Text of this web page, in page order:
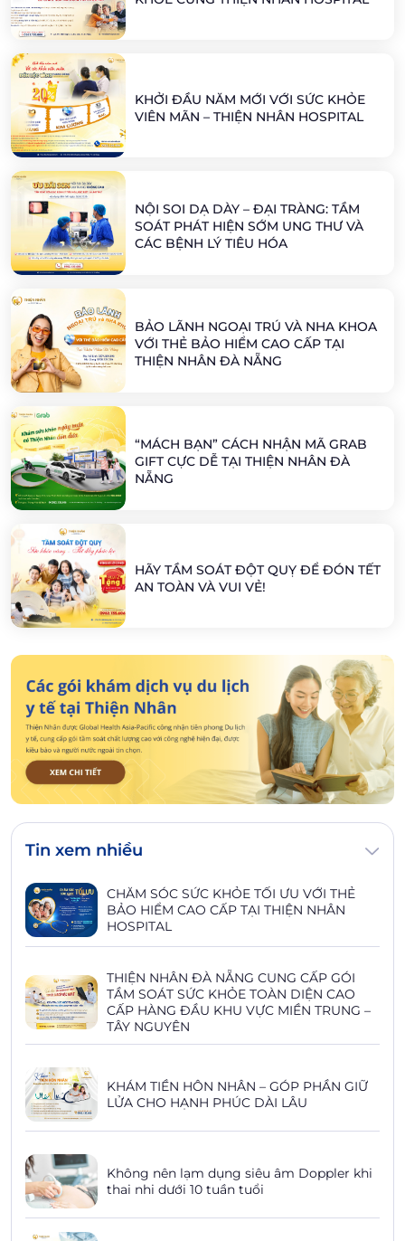
KHỞI ĐẦU NĂM MỚI VỚI SỨC KHỎE
VIÊN MÃN – THIỆN NHÂN HOSPITAL
NỘI SOI DẠ DÀY – ĐẠI TRÀNG: TẦM
SOÁT PHÁT HIỆN SỚM UNG THƯ VÀ
CÁC BỆNH LÝ TIÊU HÓA
BẢO LÃNH NGOẠI TRÚ VÀ NHA KHOA
VỚI THẺ BẢO HIỂM CAO CẤP TẠI
THIỆN NHÂN ĐÀ NẴNG
“MÁCH BẠN” CÁCH NHẬN MÃ GRAB
GIFT CỰC DỄ TẠI THIỆN NHÂN ĐÀ
NẴNG
HÃY TẦM SOÁT ĐỘT QUỴ ĐỂ ĐÓN TẾT
AN TOÀN VÀ VUI VẺ!
Tin xem nhiều
CHĂM SÓC SỨC KHỎE TỐI ƯU VỚI THẺ
BẢO HIỂM CAO CẤP TẠI THIỆN NHÂN
HOSPITAL
THIỆN NHÂN ĐÀ NẴNG CUNG CẤP GÓI
TẦM SOÁT SỨC KHỎE TOÀN DIỆN CAO
CẤP HÀNG ĐẦU KHU VỰC MIỀN TRUNG –
TÂY NGUYÊN
KHÁM TIỀN HÔN NHÂN – GÓP PHẦN GIỮ
LỬA CHO HẠNH PHÚC DÀI LÂU
Không nên lạm dụng siêu âm Doppler khi
thai nhi dưới 10 tuần tuổi